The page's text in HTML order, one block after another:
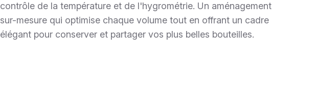
contrôle de la température et de l'hygrométrie. Un aménagement
sur-mesure qui optimise chaque volume tout en offrant un cadre
élégant pour conserver et partager vos plus belles bouteilles.